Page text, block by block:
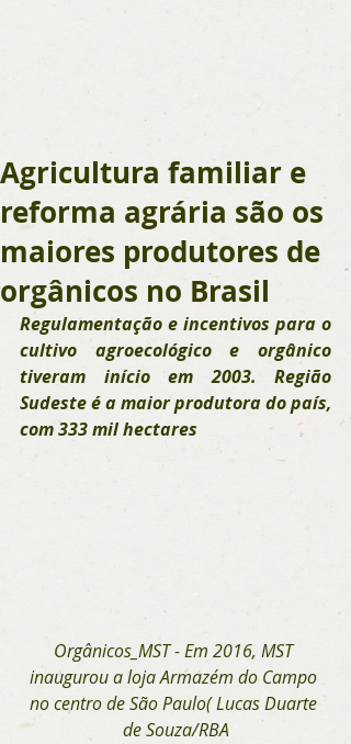
Agricultura familiar e
reforma agrária são os
maiores produtores de
orgânicos no Brasil
Regulamentação e incentivos para o
cultivo agroecológico e orgânico
tiveram início em 2003. Região
Sudeste é a maior produtora do país,
com 333 mil hectares
Orgânicos_MST - Em 2016, MST
inaugurou a loja Armazém do Campo
no centro de São Paulo( Lucas Duarte
de Souza/RBA